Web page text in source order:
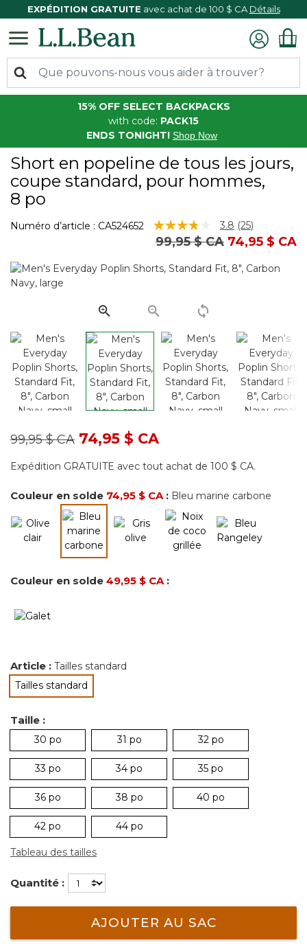
EXPÉDITION GRATUITE avec achat de 100 $ CA Détails
15% OFF SELECT BACKPACKS
with code: PACK15
ENDS TONIGHT! Shop Now
Short en popeline de tous les jours,
coupe standard, pour hommes,
8 po
Numéro d’article : CA524652 3,1 sur 5 Évaluation des clients
3.8 Lire
les
25
Lien
(25)
Prix réduit de
99,95 $ CAà74,95 $ CA
Prix réduit de
99,95 $ CAà74,95 $ CA
Expédition GRATUITE avec tout achat de 100 $ CA.
Couleur en solde 74,95 $ CA : Bleu marine carbone
sélectionné
Couleur en solde 49,95 $ CA :
Article : Tailles standard
Tailles standard
sélectionné
Taille :
30 po 31 po 32 po
33 po 34 po 35 po
36 po 38 po 40 po
42 po 44 po
Tableau des tailles
Quantité :
AJOUTER AU SAC